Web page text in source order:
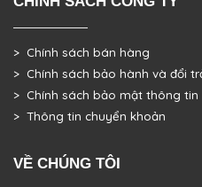
> Chính sách bán hàng
> Chính sách bảo hành và đổi
> Chính sách bảo mật thông tin
> Thông tin chuyển khoản
VỀ CHÚNG TÔI